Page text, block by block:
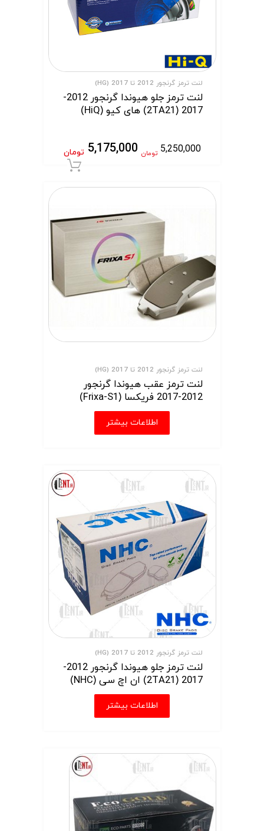
لنت ترمز گرنجور 2012 تا 2017 (HG)
لنت ترمز جلو هیوندا گرنجور 2012-
2017 (2TA21) های کیو (HiQ)
5,250,000 تومان 5,175,000 تومان
لنت ترمز گرنجور 2012 تا 2017 (HG)
لنت ترمز عقب هیوندا گرنجور
2012-2017 فریکسا (Frixa-S1)
اطلاعات بیشتر
لنت ترمز گرنجور 2012 تا 2017 (HG)
لنت ترمز جلو هیوندا گرنجور 2012-
2017 (2TA21) ان اچ سی (NHC)
اطلاعات بیشتر